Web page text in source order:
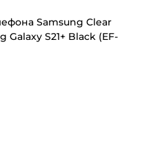
Samsung Clear
S21+ Black (EF-